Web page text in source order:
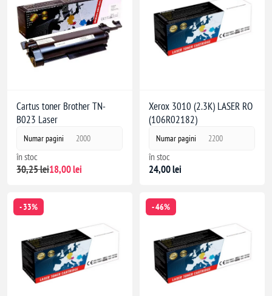
Cartus toner Brother TN-
B023 Laser
Numar pagini 2000
în stoc
30,25 lei18,00 lei
Xerox 3010 (2.3K) LASER RO
(106R02182)
Numar pagini 2200
în stoc
24,00 lei
- 33% - 46%